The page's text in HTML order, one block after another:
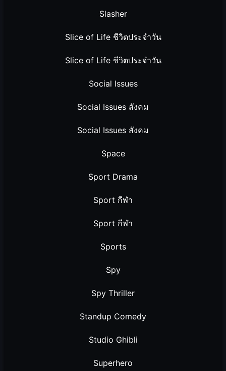
Slasher
Slice of Life ชีวิตประจำวัน
Slice of Life ชีวิตประจำวัน
Social Issues
Social Issues สังคม
Social Issues สังคม
Space
Sport Drama
Sport กีฬา
Sport กีฬา
Sports
Spy
Spy Thriller
Standup Comedy
Studio Ghibli
Superhero